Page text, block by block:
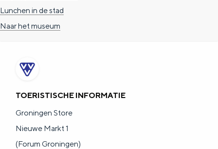
Lunchen in de stad
Naar het museum
TOERISTISCHE INFORMATIE
Groningen Store
Nieuwe Markt 1
(Forum Groningen)